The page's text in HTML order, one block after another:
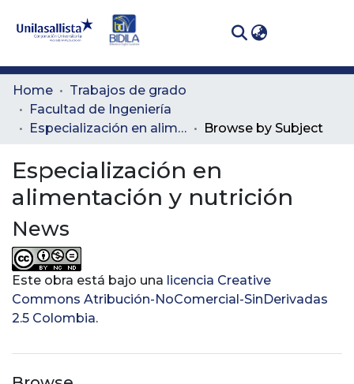
Communities
& Collections
All of DSpace
Home
Trabajos de grado
Facultad de Ingeniería
Especialización en alimentación y nutrición
Browse by Subject
Especialización en
alimentación y nutrición
News
Este obra está bajo una licencia Creative
Commons Atribución-NoComercial-SinDerivadas
2.5 Colombia.